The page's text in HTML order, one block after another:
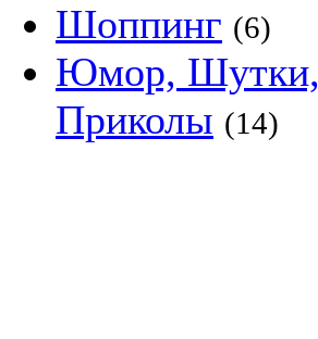
Шоппинг (6)
Юмор, Шутки,
Приколы (14)